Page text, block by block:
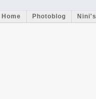
Home Photoblog